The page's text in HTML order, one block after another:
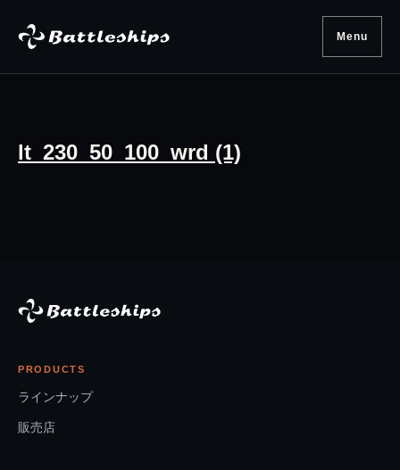
Menu
lt_230_50_100_wrd (1)
PRODUCTS
ラインナップ
販売店